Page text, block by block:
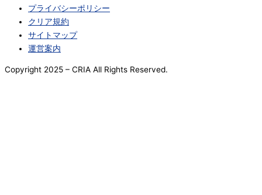
プライバシーポリシー
クリア規約
サイトマップ
運営案内
Copyright 2025 – CRIA All Rights Reserved.